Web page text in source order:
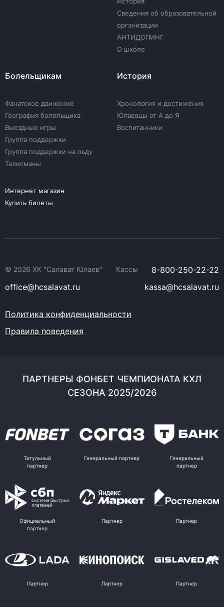
Сведения об образовательной
организации
АНТИДОПИНГ
О школе
Болельщикам
Фанатское движение
География болельщика
Выездные игры
Группа поддержки
Группа поддержки на льду
Талисманы
История
Хронология и достижения
Юлаевцы от А до Я
Воспитанники
Интернет магазин
Купить билеты
© 2026 ХК "Салават Юлаев" Кассы
8-800-250-22-22
office@hcsalavat.ru
kassa@hcsalavat.ru
Политика конфиденциальности
Правила поведения
ПАРТНЕРЫ ФОНБЕТ ЧЕМПИОНАТА КХЛ
СЕЗОНА 2025/2026
Титульный
партнер
Генеральный партнер
Генеральный
партнер
Официальный
партнер
Партнер Партнер
Партнер Партнер Партнер